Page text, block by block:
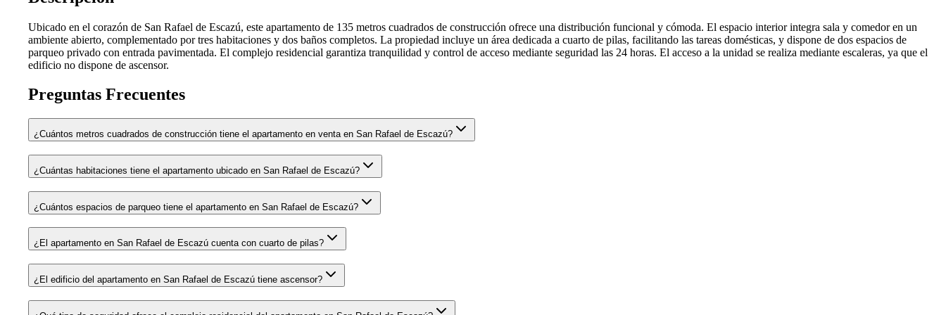
Ubicado en el corazón de San Rafael de Escazú, este apartamento de 135 metros cuadrados de construcción ofrece una distribución funcional y cómoda. El espacio interior integra sala y comedor en un
ambiente abierto, complementado por tres habitaciones y dos baños completos. La propiedad incluye un área dedicada a cuarto de pilas, facilitando las tareas domésticas, y dispone de dos espacios de
parqueo privado con entrada pavimentada. El complejo residencial garantiza tranquilidad y control de acceso mediante seguridad las 24 horas. El acceso a la unidad se realiza mediante escaleras, ya que el
edificio no dispone de ascensor.
Preguntas Frecuentes
¿Cuántos metros cuadrados de construcción tiene el apartamento en venta en San Rafael de Escazú?
¿Cuántas habitaciones tiene el apartamento ubicado en San Rafael de Escazú?
¿Cuántos espacios de parqueo tiene el apartamento en San Rafael de Escazú?
¿El apartamento en San Rafael de Escazú cuenta con cuarto de pilas?
¿El edificio del apartamento en San Rafael de Escazú tiene ascensor?